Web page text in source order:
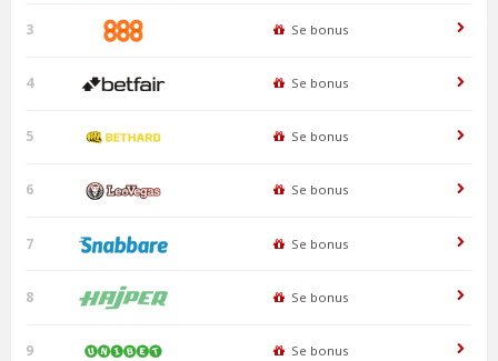
3 Se bonus
4 Se bonus
5 Se bonus
6 Se bonus
7 Se bonus
8 Se bonus
9 Se bonus